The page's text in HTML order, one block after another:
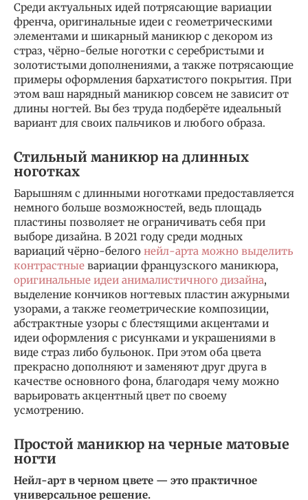
Среди актуальных идей потрясающие вариации
френча, оригинальные идеи с геометрическими
элементами и шикарный маникюр с декором из
страз, чёрно-белые ноготки с серебристыми и
золотистыми дополнениями, а также потрясающие
примеры оформления бархатистого покрытия. При
этом ваш нарядный маникюр совсем не зависит от
длины ногтей. Вы без труда подберёте идеальный
вариант для своих пальчиков и любого образа.
Стильный маникюр на длинных
ноготках
Барышням с длинными ноготками предоставляется
немного больше возможностей, ведь площадь
пластины позволяет не ограничивать себя при
выборе дизайна. В 2021 году среди модных
вариаций чёрно-белого нейл-арта можно выделить
контрастные вариации французского маникюра,
оригинальные идеи анималистичного дизайна,
выделение кончиков ногтевых пластин ажурными
узорами, а также геометрические композиции,
абстрактные узоры с блестящими акцентами и
идеи оформления с рисунками и украшениями в
виде страз либо бульонок. При этом оба цвета
прекрасно дополняют и заменяют друг друга в
качестве основного фона, благодаря чему можно
варьировать акцентный цвет по своему
усмотрению.
Простой маникюр на черные матовые
ногти
Нейл-арт в черном цвете — это практичное
универсальное решение.